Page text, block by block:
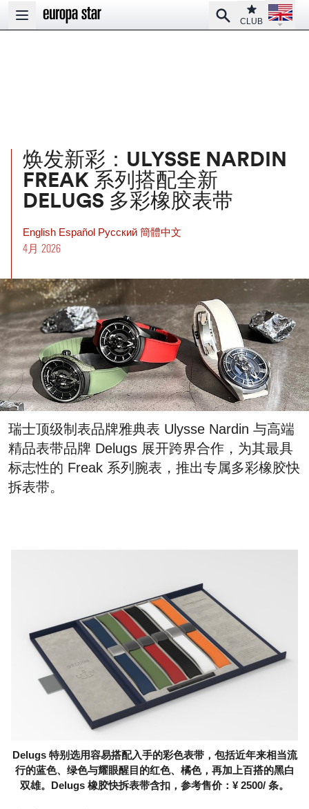
Open main menu
SearchClub
CLUB
Open
焕发新彩：ULYSSE NARDIN
FREAK 系列搭配全新
DELUGS 多彩橡胶表带
English Español Pусский 簡體中文
4月 2026
瑞士顶级制表品牌雅典表 Ulysse Nardin 与高端
精品表带品牌 Delugs 展开跨界合作，为其最具
标志性的 Freak 系列腕表，推出专属多彩橡胶快
拆表带。
Delugs 特别选用容易搭配入手的彩色表带，包括近年来相当流
行的蓝色、绿色与耀眼醒目的红色、橘色，再加上百搭的黑白
双雄。Delugs 橡胶快拆表带含扣，参考售价：¥ 2500/ 条。